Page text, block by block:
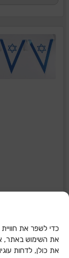
כדי לשפר את
את כולן, לדחות
הוספה להצעת